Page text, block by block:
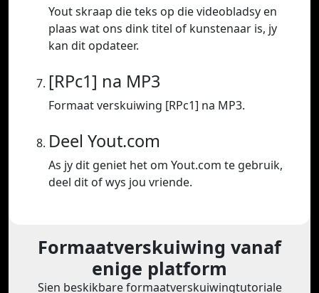
Yout skraap die teks op die videobladsy en
plaas wat ons dink titel of kunstenaar is, jy
kan dit opdateer.
[RPc1] na MP3
Formaat verskuiwing [RPc1] na MP3.
Deel Yout.com
As jy dit geniet het om Yout.com te gebruik,
deel dit of wys jou vriende.
Formaatverskuiwing vanaf
enige platform
Sien beskikbare formaatverskuiwingtutoriale